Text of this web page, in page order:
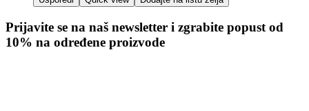
Prijavite se na naš newsletter i zgrabite popust od
10% na određene proizvode